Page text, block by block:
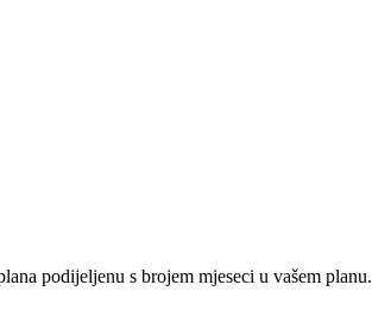
podijeljenu s brojem mjeseci u vašem planu.